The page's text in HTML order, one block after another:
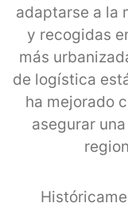
adaptarse a la
y recogidas
más
de logística
ha mejorado
asegurar